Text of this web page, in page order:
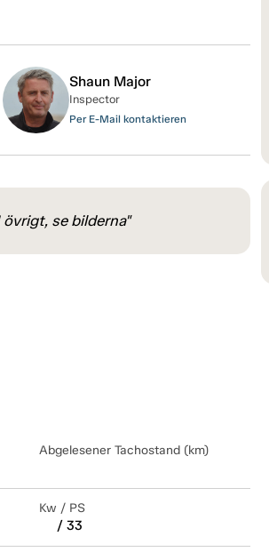
Shaun Major
Inspector
Per E-Mail kontaktieren
se bilderna"
Abgelesener Tachostand (km)
Kw / PS
/ 33